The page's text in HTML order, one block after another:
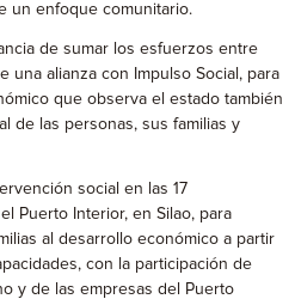
un enfoque comunitario.
de sumar los esfuerzos entre
una alianza con Impulso Social, para
que observa el estado también
de las personas, sus familias y
social en las 17
Puerto Interior, en Silao, para
al desarrollo económico a partir
con la participación de
y de las empresas del Puerto